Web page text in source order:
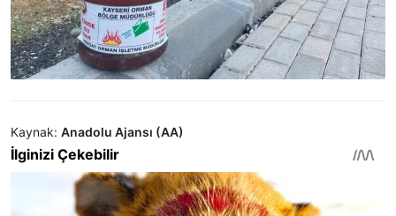
Kaynak: Anadolu Ajansı (AA)